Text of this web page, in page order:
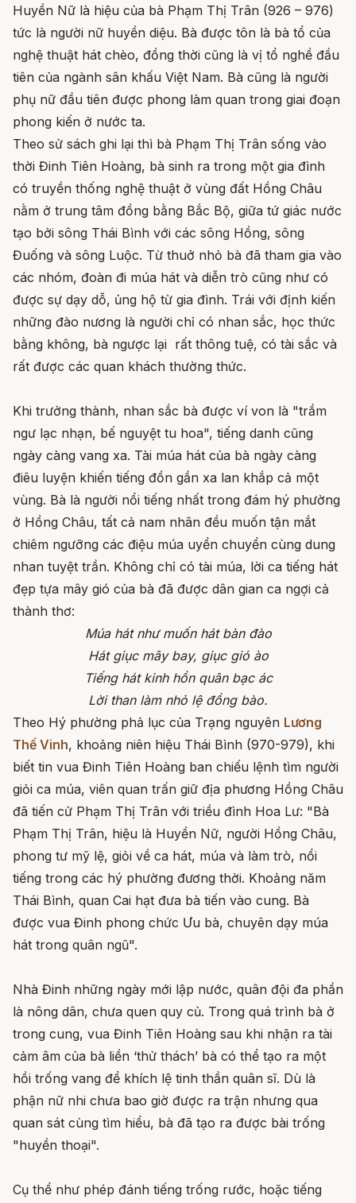
Huyền Nữ là hiệu của bà Phạm Thị Trân (926 – 976)
tức là người nữ huyền diệu. Bà được tôn là bà tổ của
nghệ thuật hát chèo, đồng thời cũng là vị tổ nghề đầu
tiên của ngành sân khấu Việt Nam. Bà cũng là người
phụ nữ đầu tiên được phong làm quan trong giai đoạn
phong kiến ở nước ta.
Theo sử sách ghi lại thì bà Phạm Thị Trân sống vào
thời Đinh Tiên Hoàng, bà sinh ra trong một gia đình
có truyền thống nghệ thuật ở vùng đất Hồng Châu
nằm ở trung tâm đồng bằng Bắc Bộ, giữa tứ giác nước
tạo bởi sông Thái Bình với các sông Hồng, sông
Đuống và sông Luộc. Từ thuở nhỏ bà đã tham gia vào
các nhóm, đoàn đi múa hát và diễn trò cũng như có
được sự dạy dỗ, ủng hộ từ gia đình. Trái với định kiến
những đào nương là người chỉ có nhan sắc, học thức
bằng không, bà ngược lại rất thông tuệ, có tài sắc và
rất được các quan khách thường thức.
Khi trưởng thành, nhan sắc bà được ví von là "trầm
ngư lạc nhạn, bế nguyệt tu hoa", tiếng danh cũng
ngày càng vang xa. Tài múa hát của bà ngày càng
điêu luyện khiến tiếng đồn gần xa lan khắp cả một
vùng. Bà là người nổi tiếng nhất trong đám hý phường
ở Hồng Châu, tất cả nam nhân đều muốn tận mắt
chiêm ngưỡng các điệu múa uyển chuyển cùng dung
nhan tuyệt trần. Không chỉ có tài múa, lời ca tiếng hát
đẹp tựa mây gió của bà đã được dân gian ca ngợi cả
thành thơ:
Múa hát như muốn hát bàn đào
Hát giục mây bay, giục gió ào
Tiếng hát kinh hồn quân bạc ác
Lời than làm nhỏ lệ đồng bào.
Theo Hý phường phả lục của Trạng nguyên Lương
Thế Vinh, khoảng niên hiệu Thái Bình (970-979), khi
biết tin vua Đinh Tiên Hoàng ban chiếu lệnh tìm người
giỏi ca múa, viên quan trấn giữ địa phương Hồng Châu
đã tiến cử Phạm Thị Trân với triều đình Hoa Lư: "Bà
Phạm Thị Trân, hiệu là Huyền Nữ, người Hồng Châu,
phong tư mỹ lệ, giỏi về ca hát, múa và làm trò, nổi
tiếng trong các hý phường đương thời. Khoảng năm
Thái Bình, quan Cai hạt đưa bà tiến vào cung. Bà
được vua Đinh phong chức Ưu bà, chuyên dạy múa
hát trong quân ngũ".
Nhà Đinh những ngày mới lập nước, quân đội đa phần
là nông dân, chưa quen quy củ. Trong quá trình bà ở
trong cung, vua Đinh Tiên Hoàng sau khi nhận ra tài
cảm âm của bà liền ‘thử thách’ bà có thể tạo ra một
hồi trống vang để khích lệ tinh thần quân sĩ. Dù là
phận nữ nhi chưa bao giờ được ra trận nhưng qua
quan sát cùng tìm hiểu, bà đã tạo ra được bài trống
"huyền thoại".
Cụ thể như phép đánh tiếng trống rước, hoặc tiếng